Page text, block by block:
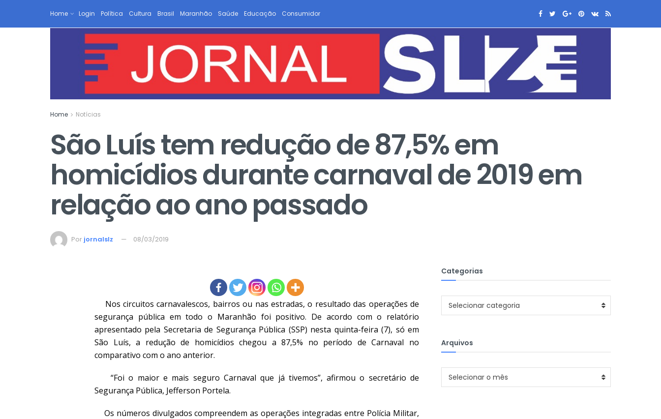
Home Login Política Cultura Brasil Maranhão Saúde Educação Consumidor
Home Notícias
São Luís tem redução de 87,5% em
homicídios durante carnaval de 2019 em
relação ao ano passado
Por jornalslz 08/03/2019
Nos circuitos carnavalescos, bairros ou nas estradas, o resultado das operações de
segurança pública em todo o Maranhão foi positivo. De acordo com o relatório
apresentado pela Secretaria de Segurança Pública (SSP) nesta quinta-feira (7), só em
São Luís, a redução de homicídios chegou a 87,5% no período de Carnaval no
comparativo com o ano anterior.
“Foi o maior e mais seguro Carnaval que já tivemos”, afirmou o secretário de
Segurança Pública, Jefferson Portela.
Os números divulgados compreendem as operações integradas entre Polícia Militar,
Categorias
Categorias
Selecionar categoria
Arquivos
Arquivos
Selecionar o mês